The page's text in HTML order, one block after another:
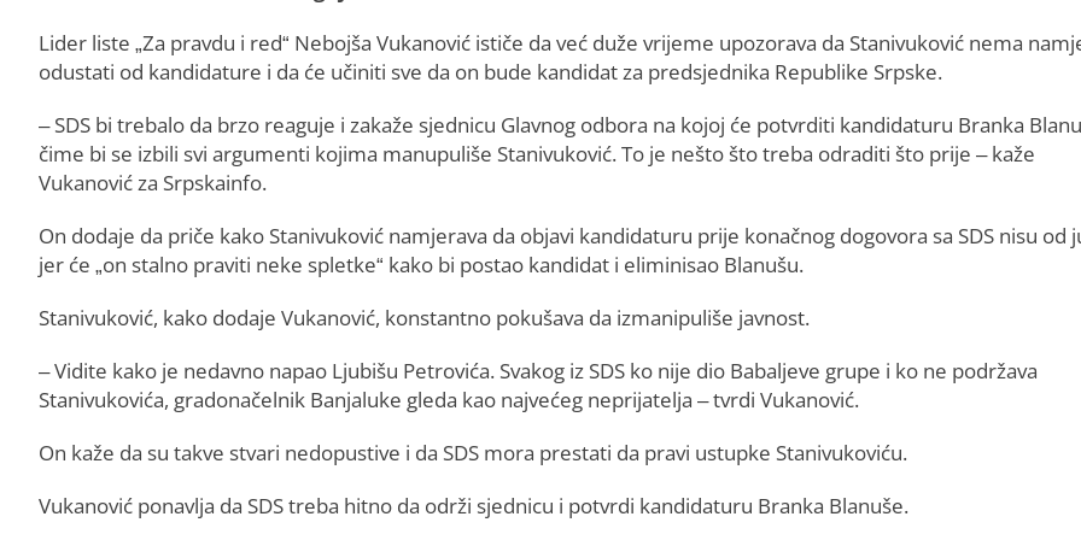
Lider liste „Za pravdu i red“ Nebojša Vukanović ističe da već duže vrijeme upozorava da Stanivuković nema
odustati od kandidature i da će učiniti sve da on bude kandidat za predsjednika Republike Srpske.
– SDS bi trebalo da brzo reaguje i zakaže sjednicu Glavnog odbora na kojoj će potvrditi kandidaturu Branka
čime bi se izbili svi argumenti kojima manupuliše Stanivuković. To je nešto što treba odraditi što prije – kaže
Vukanović za Srpskainfo.
On dodaje da priče kako Stanivuković namjerava da objavi kandidaturu prije konačnog dogovora sa SDS nisu od
jer će „on stalno praviti neke spletke“ kako bi postao kandidat i eliminisao Blanušu.
Stanivuković, kako dodaje Vukanović, konstantno pokušava da izmanipuliše javnost.
– Vidite kako je nedavno napao Ljubišu Petrovića. Svakog iz SDS ko nije dio Babaljeve grupe i ko ne podržava
Stanivukovića, gradonačelnik Banjaluke gleda kao najvećeg neprijatelja – tvrdi Vukanović.
On kaže da su takve stvari nedopustive i da SDS mora prestati da pravi ustupke Stanivukoviću.
Vukanović ponavlja da SDS treba hitno da održi sjednicu i potvrdi kandidaturu Branka Blanuše.